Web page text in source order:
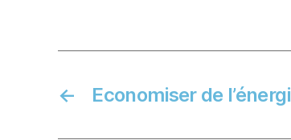
← Economiser de